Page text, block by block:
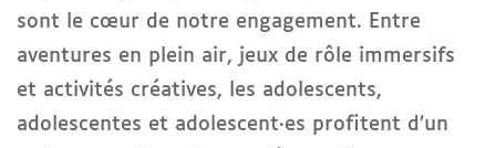
sont le cœur de notre engagement. Entre
aventures en plein air, jeux de rôle immersifs
et activités créatives, les adolescents,
adolescentes et adolescent·es profitent d’un